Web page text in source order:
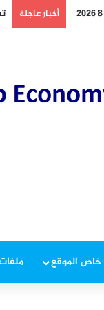
أخبار عاجلة
خاص الموقع